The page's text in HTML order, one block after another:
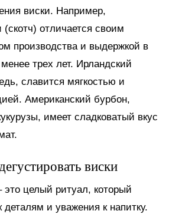
виски. Например,
отличается своим
производства и выдержкой в
трех лет. Ирландский
славится мягкостью и
Американский бурбон,
имеет сладковатый вкус
виски
это целый ритуал, который
деталям и уважения к напитку.